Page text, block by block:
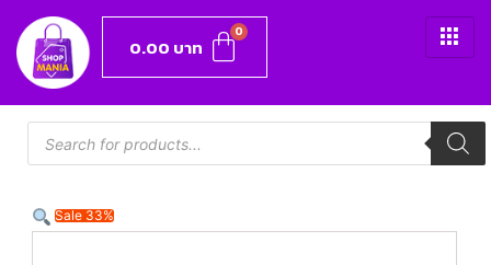
0.00 บาท
Sale 33%